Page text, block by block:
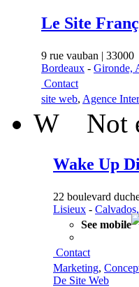
Le Site
9 rue vauban | 33000
Bordeaux - Gironde,
Contact
site web, Agence
W Not
Wake Up
22 boulevard
Lisieux -
See mobile
Contact
Marketing,
De Site Web